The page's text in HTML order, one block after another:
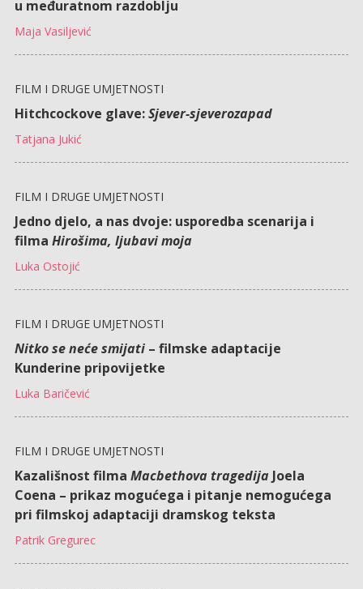
u međuratnom razdoblju
Maja Vasiljević
FILM I DRUGE UMJETNOSTI
Hitchcockove glave:Sjever-sjeverozapad
Tatjana Jukić
FILM I DRUGE UMJETNOSTI
Jedno djelo, a nas dvoje: usporedba scenarija i
filma Hirošima, ljubavi moja
Luka Ostojić
FILM I DRUGE UMJETNOSTI
Nitko se neće smijati– filmske adaptacije
Kunderine pripovijetke
Luka Baričević
FILM I DRUGE UMJETNOSTI
Kazališnost filma Macbethova tragedijaJoela
Coena – prikaz mogućega i pitanje nemogućega
pri filmskoj adaptaciji dramskog teksta
Patrik Gregurec